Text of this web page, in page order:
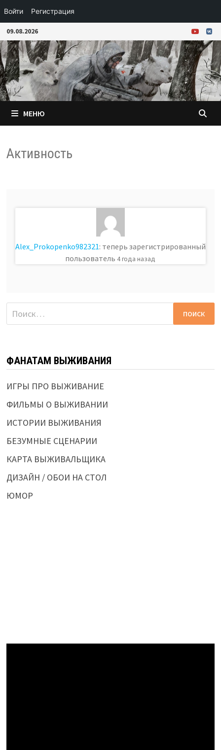
Войти Регистрация
Перейти
к
содержимому
09.08.2026
МЕНЮ
Активность
Alex_Prokopenko982321: теперь зарегистрированный
пользователь 4 года назад
Найти:
ФАНАТАМ ВЫЖИВАНИЯ
ИГРЫ ПРО ВЫЖИВАНИЕ
ФИЛЬМЫ О ВЫЖИВАНИИ
ИСТОРИИ ВЫЖИВАНИЯ
БЕЗУМНЫЕ СЦЕНАРИИ
КАРТА ВЫЖИВАЛЬЩИКА
ДИЗАЙН / ОБОИ НА СТОЛ
ЮМОР